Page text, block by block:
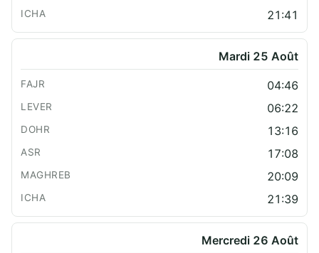
21:41
Mardi 25 Août
04:46
06:22
13:16
17:08
20:09
21:39
Mercredi 26 Août